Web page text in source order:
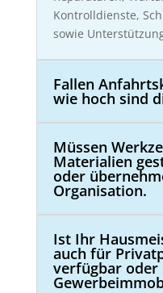
Kontrolldienste,
sowie
Fallen
wie hoch sind
Müssen
Materialien
oder
Organisation.
Ist Ihr
auch für
verfügbar